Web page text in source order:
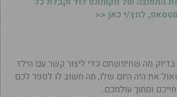
לחץ/י כאן <<
בדיוק מה שחיפשתם כדי ליצור קשר עם הילד
את היה היום שלו, מה חשוב לו לספר לכם
ומתוך עולמכם.